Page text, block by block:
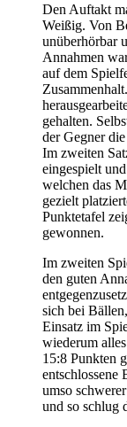
Den Auftakt
Weißig. Von
unüberhörbar
Annahmen
auf dem
gehalten.
der Gegner
Im zweiten
eingespielt
welchen das
gezielt
Punktetafel
gewonnen.
Im zweiten
den guten
sich bei
Einsatz im
wiederum
15:8 Punkten
entschlossene
umso
und so schlug